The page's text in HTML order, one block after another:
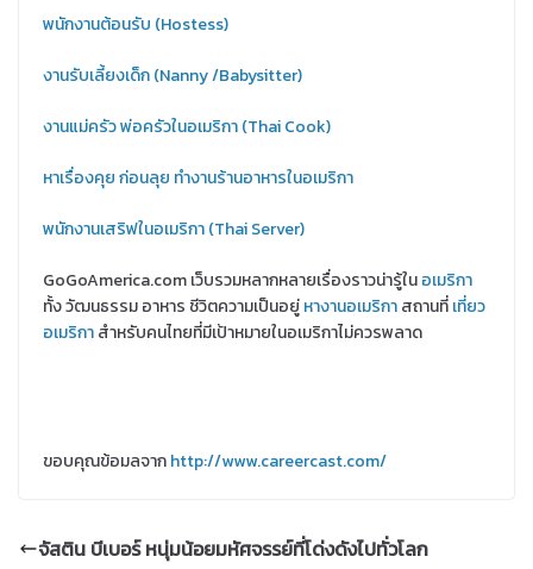
พนักงานต้อนรับ (Hostess)
งานรับเลี้ยงเด็ก (Nanny /Babysitter)
งานแม่ครัว พ่อครัวในอเมริกา (Thai Cook)
หาเรื่องคุย ก่อนลุย ทำงานร้านอาหารในอเมริกา
พนักงานเสริฟในอเมริกา (Thai Server)
GoGoAmerica.com เว็บรวมหลากหลายเรื่องราวน่ารู้ในอเมริกา
ทั้ง วัฒนธรรม อาหาร ชีวิตความเป็นอยู่หางานอเมริกาสถานที่เที่ยว
อเมริกาสำหรับคนไทยที่มีเป้าหมายในอเมริกาไม่ควรพลาด
ขอบคุณข้อมลจากhttp://www.careercast.com/
จัสติน บีเบอร์ หนุ่มน้อยมหัศจรรย์ที่โด่งดังไปทั่วโลก